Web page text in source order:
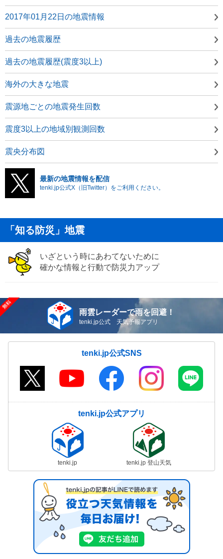
2017年01月22日の地震情報
過去の地震履歴
過去の地震履歴(震度3以上)
海外の大きな地震
震源地ごとの地震発生回数
震度3以上の地域別観測回数
震央分布図
最新の地震情報を配信
tenki.jp公式X（旧Twitter）をご利用ください。
「知る防災」地震
いざという時にあわてないために
確かな情報と行動で防災力アップ
雨雲レーダーで雨を回避！
tenki.jp公式 天気予報アプリ
tenki.jp公式SNS
tenki.jp公式アプリ
tenki.jp tenki.jp 登山天気